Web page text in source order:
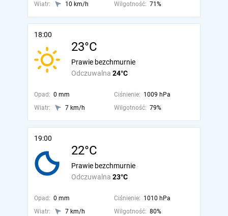
Wiatr:
10 km/h Wilgotność: 71%
18:00
23°C
Odczuwalna 24°C
Prawie bezchmurnie
Opad: 0 mm Ciśnienie: 1009 hPa
Wiatr:
7 km/h Wilgotność: 79%
19:00
22°C
Odczuwalna 23°C
Prawie bezchmurnie
Opad: 0 mm Ciśnienie: 1010 hPa
Wiatr:
7 km/h Wilgotność: 80%